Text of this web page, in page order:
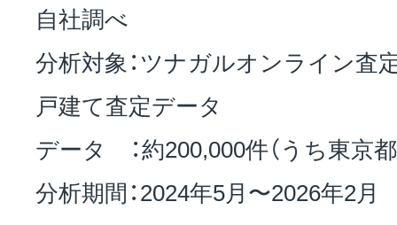
自社調べ
分析対象：ツナガルオンライン査
戸建て査定データ
データ ：約200,000件（うち東京
分析期間：2024年5月〜2026年2月